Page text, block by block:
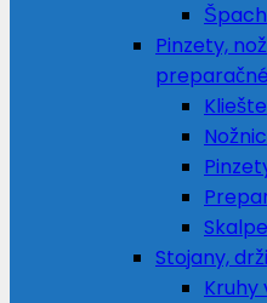
Pinzety,
Kliešte
Stojany,
Kruhy